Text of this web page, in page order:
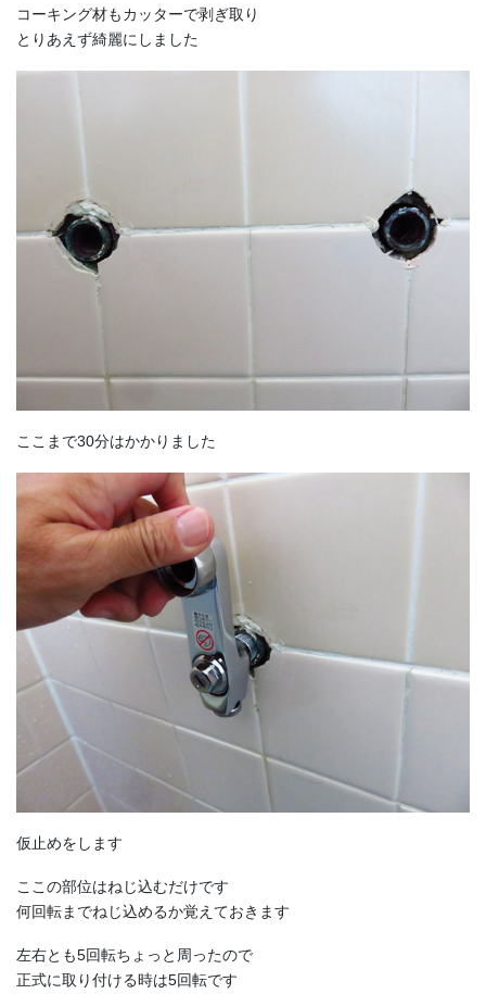
コーキング材もカッターで剥ぎ取り
とりあえず綺麗にしました
ここまで30分はかかりました
仮止めをします
ここの部位はねじ込むだけです
何回転までねじ込めるか覚えておきます
左右とも5回転ちょっと周ったので
正式に取り付ける時は5回転です